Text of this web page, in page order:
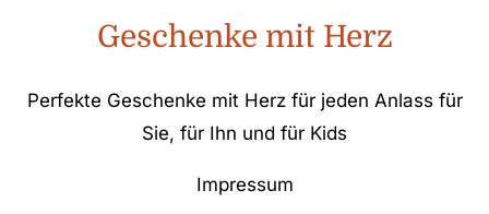
Geschenke mit Herz
Perfekte Geschenke mit Herz für jeden Anlass für
Sie, für Ihn und für Kids
Impressum